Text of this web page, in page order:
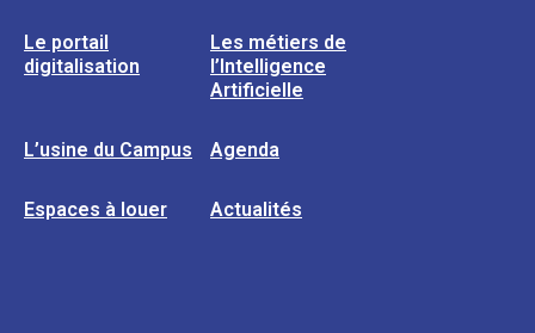
Le portail
digitalisation
Les métiers de
l’Intelligence
Artificielle
L’usine du Campus Agenda
Espaces à louer Actualités